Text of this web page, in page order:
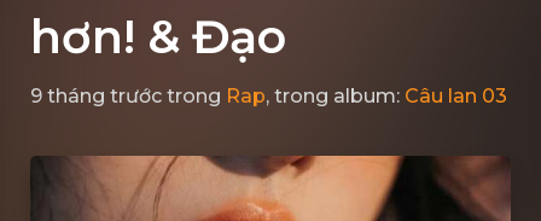
hơn! & Đạo
9 tháng trước trong Rap, trong album: Câu lan 03